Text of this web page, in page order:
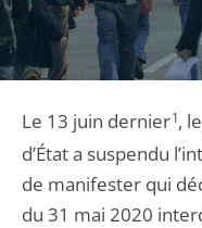
Le 13 juin dernier1,
d’État a suspendu
de manifester qui
du 31 mai 2020